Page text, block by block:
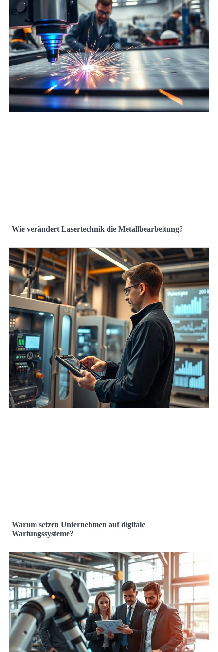
Wie verändert Lasertechnik die Metallbearbeitung?
Warum setzen Unternehmen auf digitale
Wartungssysteme?